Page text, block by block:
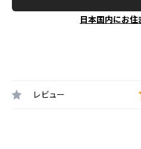
日本国内にお住
レビュー